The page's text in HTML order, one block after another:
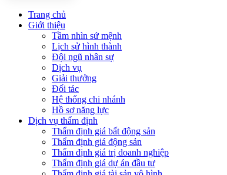
Trang chủ
Giới thiệu
Tầm nhìn sứ mệnh
Lịch sử hình thành
Đội ngũ nhân sự
Dịch vụ
Giải thưởng
Đối tác
Hệ thống chi nhánh
Hồ sơ năng lực
Dịch vụ thẩm định
Thẩm định giá bất động sản
Thẩm định giá động sản
Thẩm định giá trị doanh nghiệp
Thẩm định giá dự án đầu tư